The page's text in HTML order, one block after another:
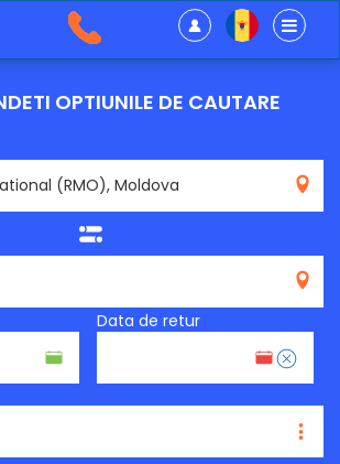
OPTIUNILE DE CAUTARE
Data de retur